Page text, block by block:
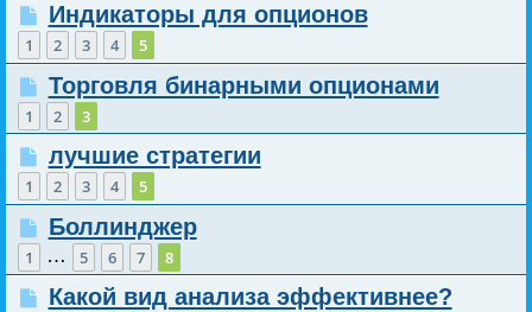
Индикаторы для опционов
1 2 3 4 5
Торговля бинарными опционами
1 2 3
лучшие стратегии
1 2 3 4 5
Боллинджер
1 … 5 6 7 8
Какой вид анализа эффективнее?